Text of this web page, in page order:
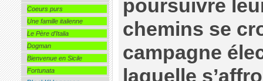
poursuivre
chemins se
campagne
laquelle
Coeurs purs
Une famille italienne
Le Père d’Italia
Dogman
Bienvenue en Sicile
Fortunata